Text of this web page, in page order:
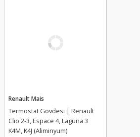
Renault Mais
Termostat Gövdesi | Renault
Clio 2-3, Espace 4, Laguna 3
K4M, K4J (Aliminyum)